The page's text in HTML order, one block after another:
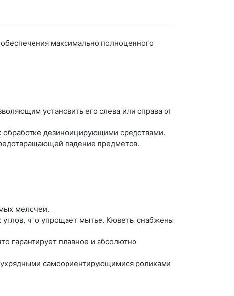
максимально полноценного
установить его слева или справа от
обработке дезинфицирующими средствами.
падение предметов.
мелочей.
что упрощает мытье. Кюветы снабжены
гарантирует плавное и абсолютно
самоориентирующимися роликами